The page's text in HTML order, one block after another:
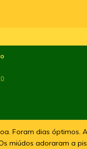
Foram dias óptimos.
miúdos adoraram a